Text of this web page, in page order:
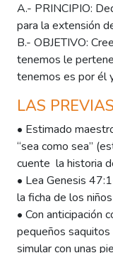
A.- PRINCIPIO:
para la extensión
B.- OBJETIVO:
tenemos le
tenemos es por él
LAS
• Estimado
“sea como sea”
cuente la historia
• Lea Genesis
la ficha de los niños
• Con anticipación
pequeños
simular con unas